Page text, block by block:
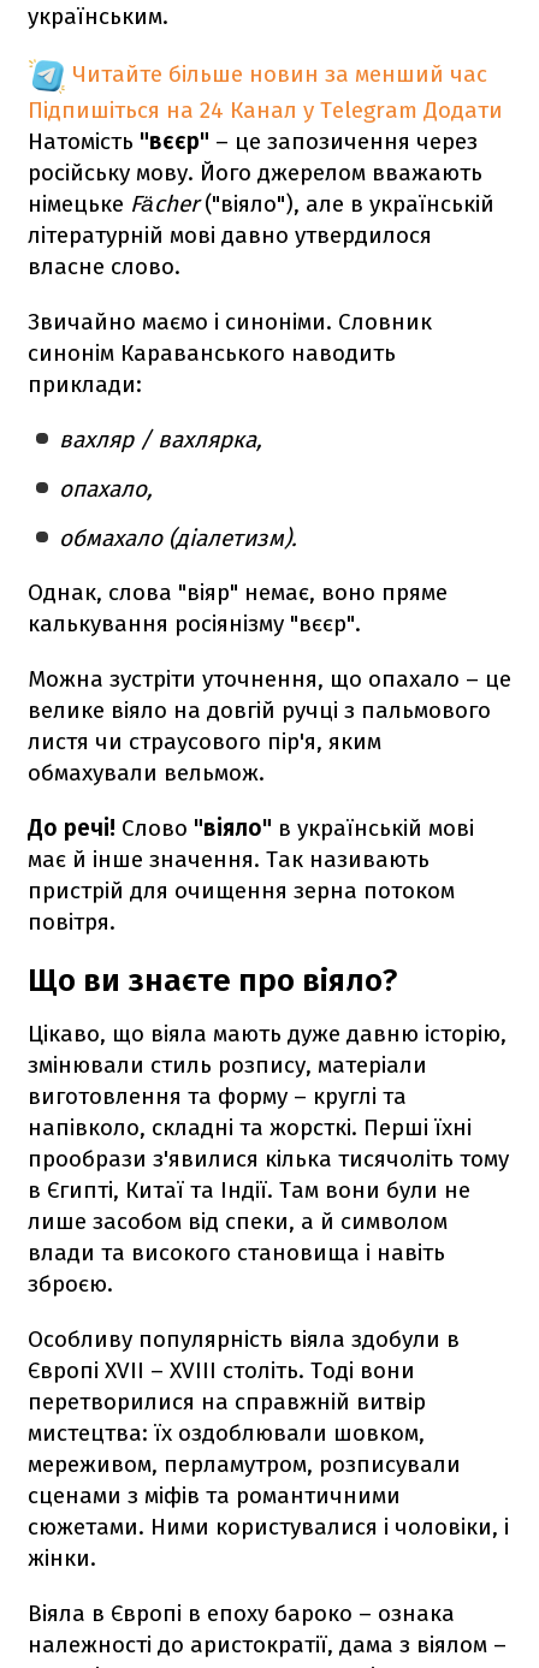
українським.
Читайте більше новин за менший час
Підпишіться на 24 Канал у Telegram Додати
Натомість "вєєр" – це запозичення через
російську мову. Його джерелом вважають
німецьке Fächer("віяло"), але в українській
літературній мові давно утвердилося
власне слово.
Звичайно маємо і синоніми. Словник
синонім Караванського наводить
приклади:
вахляр / вахлярка,
опахало,
обмахало (діалетизм).
Однак, слова "віяр" немає, воно пряме
калькування росіянізму "вєєр".
Можна зустріти уточнення, що опахало – це
велике віяло на довгій ручці з пальмового
листя чи страусового пір'я, яким
обмахували вельмож.
До речі! Слово "віяло" в українській мові
має й інше значення. Так називають
пристрій для очищення зерна потоком
повітря.
Що ви знаєте про віяло?
Цікаво, що віяла мають дуже давню історію,
змінювали стиль розпису, матеріали
виготовлення та форму – круглі та
напівколо, складні та жорсткі. Перші їхні
прообрази з'явилися кілька тисячоліть тому
в Єгипті, Китаї та Індії. Там вони були не
лише засобом від спеки, а й символом
влади та високого становища і навіть
зброєю.
Особливу популярність віяла здобули в
Європі XVII – XVIII століть. Тоді вони
перетворилися на справжній витвір
мистецтва: їх оздоблювали шовком,
мереживом, перламутром, розписували
сценами з міфів та романтичними
сюжетами. Ними користувалися і чоловіки, і
жінки.
Віяла в Європі в епоху бароко – ознака
належності до аристократії, дама з віялом –